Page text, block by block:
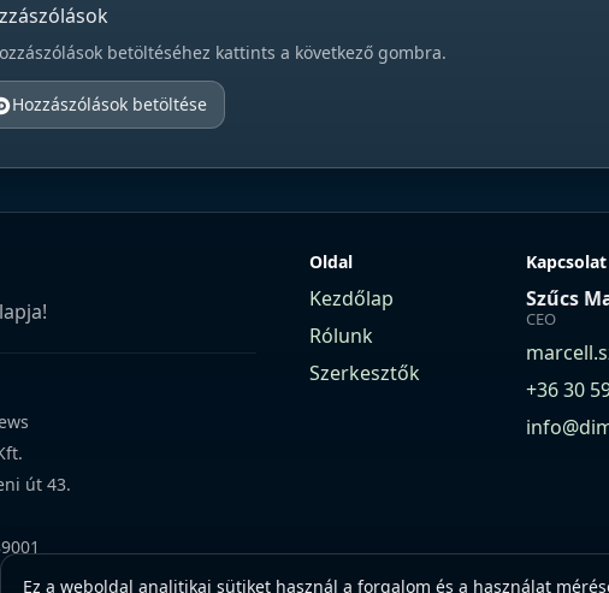
betöltéséhez kattints a következő gombra.
Hozzászólások betöltése
Ez a weboldal analitikai sütiket használ a forgalom és a használat
út 43.
Oldal
Kezdőlap
Rólunk
Szerkesztők
Kapcsolat
Szűcs
CEO
+36 30